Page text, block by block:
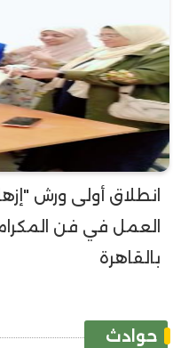
انطلاق أولى ورش
العمل في فن
بالقاهرة
حوادث